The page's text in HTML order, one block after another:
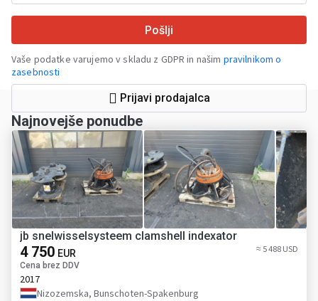
Pošlji
Vaše podatke varujemo v skladu z GDPR in našim pravilnikom o
zasebnosti
Prijavi prodajalca
Najnovejše ponudbe
jb snelwisselsysteem clamshell indexator
4 750 EUR
Cena brez DDV
≈ 5 488 USD
2017
Nizozemska, Bunschoten-Spakenburg